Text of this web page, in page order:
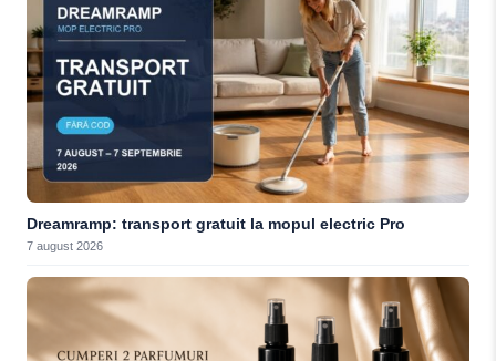
Dreamramp: transport gratuit la mopul electric Pro
7 august 2026